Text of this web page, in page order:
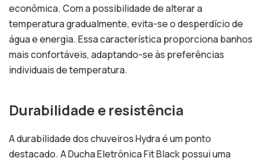
econômica. Com a possibilidade de alterar a
temperatura gradualmente, evita-se o desperdício de
água e energia. Essa característica proporciona banhos
mais confortáveis, adaptando-se às preferências
individuais de temperatura.
Durabilidade e resistência
A durabilidade dos chuveiros Hydra é um ponto
destacado. A Ducha Eletrônica Fit Black possui uma